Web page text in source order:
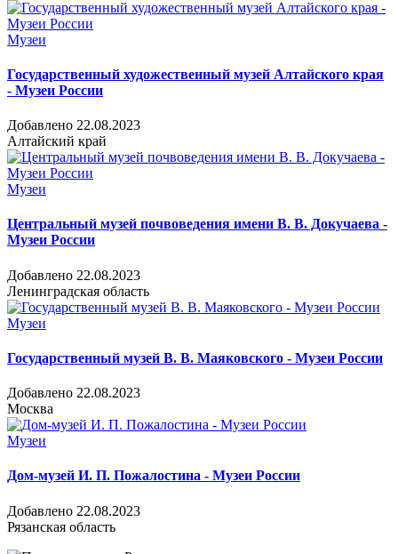
Музеи
Государственный художественный музей Алтайского края
- Музеи России
Добавлено 22.08.2023
Алтайский край
Музеи
Центральный музей почвоведения имени В. В. Докучаева -
Музеи России
Добавлено 22.08.2023
Ленинградская область
Музеи
Государственный музей В. В. Маяковского - Музеи России
Добавлено 22.08.2023
Москва
Музеи
Дом-музей И. П. Пожалостина - Музеи России
Добавлено 22.08.2023
Рязанская область